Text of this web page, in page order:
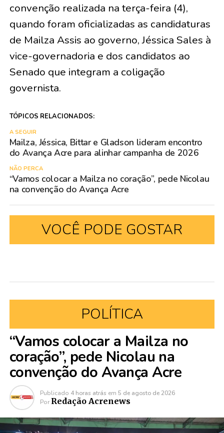
convenção realizada na terça-feira (4),
quando foram oficializadas as candidaturas
de Mailza Assis ao governo, Jéssica Sales à
vice-governadoria e dos candidatos ao
Senado que integram a coligação
governista.
TÓPICOS RELACIONADOS:
A SEGUIR
Mailza, Jéssica, Bittar e Gladson lideram encontro
do Avança Acre para alinhar campanha de 2026
NÃO PERCA
“Vamos colocar a Mailza no coração”, pede Nicolau
na convenção do Avança Acre
VOCÊ PODE GOSTAR
POLÍTICA
“Vamos colocar a Mailza no
coração”, pede Nicolau na
convenção do Avança Acre
Publicado 4 horas atrás em 5 de agosto de 2026
Por Redação Acrenews